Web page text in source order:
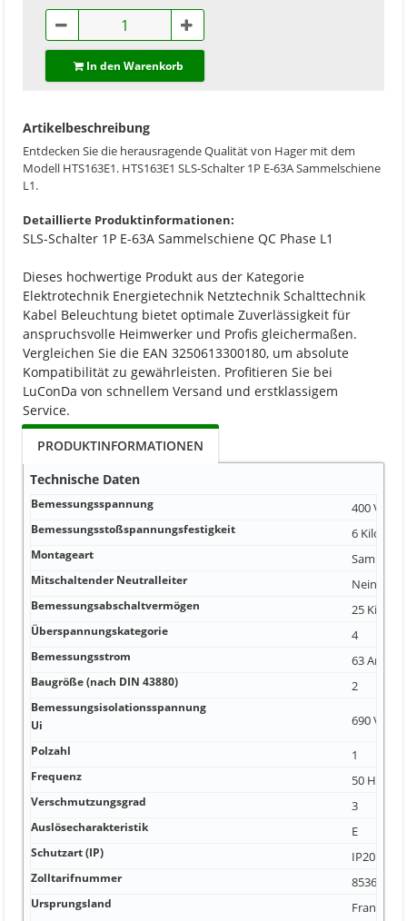
In den Warenkorb
Artikelbeschreibung
Entdecken Sie die herausragende Qualität von Hager mit dem
Modell HTS163E1. HTS163E1 SLS-Schalter 1P E-63A Sammelschiene
L1.
Detaillierte Produktinformationen:
SLS-Schalter 1P E-63A Sammelschiene QC Phase L1
Dieses hochwertige Produkt aus der Kategorie
Elektrotechnik Energietechnik Netztechnik Schalttechnik
Kabel Beleuchtung bietet optimale Zuverlässigkeit für
anspruchsvolle Heimwerker und Profis gleichermaßen.
Vergleichen Sie die EAN 3250613300180, um absolute
Kompatibilität zu gewährleisten. Profitieren Sie bei
LuConDa von schnellem Versand und erstklassigem
Service.
PRODUKTINFORMATIONEN
Technische Daten
Bemessungsspannung 400 Volt
Bemessungsstoßspannungsfestigkeit 6 Kilovolt
Montageart
Mitschaltender Neutralleiter Nein
Bemessungsabschaltvermögen 25
Überspannungskategorie 4
Bemessungsstrom 63
Baugröße (nach DIN 43880) 2
Bemessungsisolationsspannung
Ui
690 Volt
Polzahl 1
Frequenz 50 Hertz
Verschmutzungsgrad 3
Auslösecharakteristik E
Schutzart (IP) IP20
Zolltarifnummer 85365080
Ursprungsland